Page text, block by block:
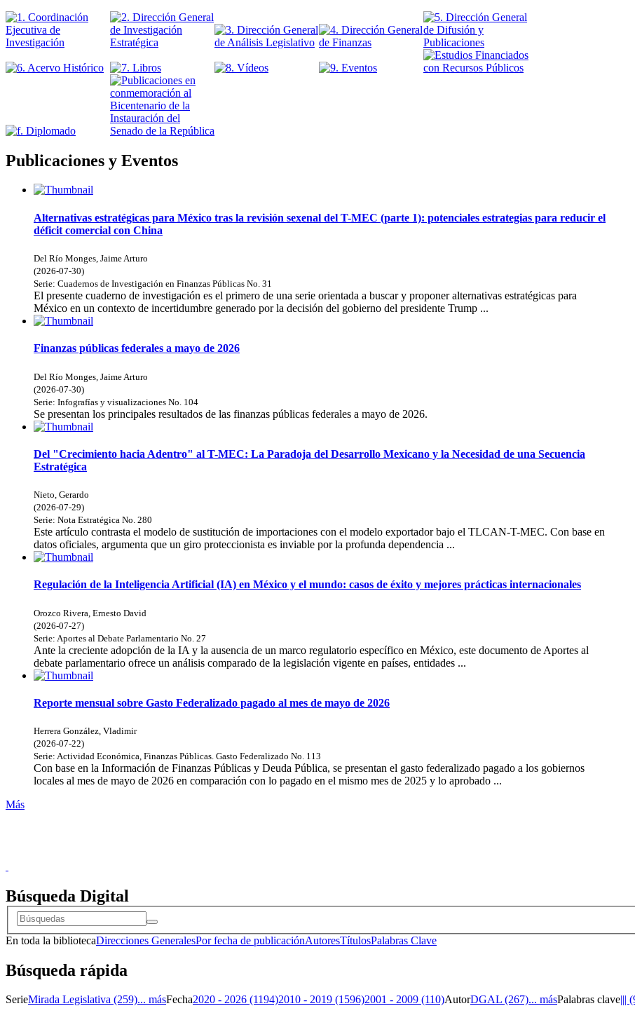
Publicaciones y Eventos
Alternativas estratégicas para México tras la revisión sexenal del T-MEC (parte 1): potenciales estrategias para reducir el
déficit comercial con China
Del Río Monges, Jaime Arturo
(2026-07-30)
Serie: Cuadernos de Investigación en Finanzas Públicas No. 31
El presente cuaderno de investigación es el primero de una serie orientada a buscar y proponer alternativas estratégicas para
México en un contexto de incertidumbre generado por la decisión del gobierno del presidente Trump ...
Finanzas públicas federales a mayo de 2026
Del Río Monges, Jaime Arturo
(2026-07-30)
Serie: Infografías y visualizaciones No. 104
Se presentan los principales resultados de las finanzas públicas federales a mayo de 2026.
Del "Crecimiento hacia Adentro" al T-MEC: La Paradoja del Desarrollo Mexicano y la Necesidad de una Secuencia
Estratégica
Nieto, Gerardo
(2026-07-29)
Serie: Nota Estratégica No. 280
Este artículo contrasta el modelo de sustitución de importaciones con el modelo exportador bajo el TLCAN-T-MEC. Con base en
datos oficiales, argumenta que un giro proteccionista es inviable por la profunda dependencia ...
Regulación de la Inteligencia Artificial (IA) en México y el mundo: casos de éxito y mejores prácticas internacionales
Orozco Rivera, Ernesto David
(2026-07-27)
Serie: Aportes al Debate Parlamentario No. 27
Ante la creciente adopción de la IA y la ausencia de un marco regulatorio específico en México, este documento de Aportes al
debate parlamentario ofrece un análisis comparado de la legislación vigente en países, entidades ...
Reporte mensual sobre Gasto Federalizado pagado al mes de mayo de 2026
Herrera González, Vladimir
(2026-07-22)
Serie: Actividad Económica, Finanzas Públicas. Gasto Federalizado No. 113
Con base en la Información de Finanzas Públicas y Deuda Pública, se presentan el gasto federalizado pagado a los gobiernos
locales al mes de mayo de 2026 en comparación con lo pagado en el mismo mes de 2025 y lo aprobado ...
Más
Búsqueda Digital
En toda la bibliotecaDirecciones GeneralesPor fecha de publicaciónAutoresTítulosPalabras Clave
Búsqueda rápida
SerieMirada Legislativa (259)... másFecha2020 - 2026 (1194)2010 - 2019 (1596)2001 - 2009 (110)AutorDGAL (267)... másPalabras clave|||